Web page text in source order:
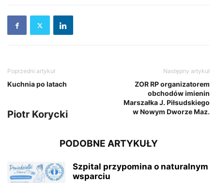
Poprzedni artykuł
Kuchnia po latach
Następny artykuł
ZOR RP organizatorem
obchodów imienin
Marszałka J. Piłsudskiego
w Nowym Dworze Maz.
Piotr Korycki
PODOBNE ARTYKUŁY
Szpital przypomina o naturalnym
wsparciu